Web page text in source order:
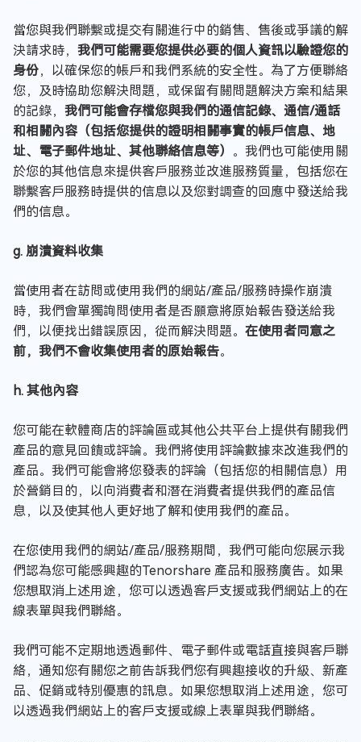
當您與我們聯繫或提交有關進行中的銷售、售後或爭議的解
決請求時， 我們可能需要您提供必要的個人資訊以驗證您的
身份，以確保您的帳戶和我們系統的安全性。為了方便聯絡
您，及時協助您解決問題，或保留有關問題解決方案和結果
的記錄， 我們可能會存檔您與我們的通信記錄、通信/通話
和相關內容（包括您提供的證明相關事實的帳戶信息、地
址、電子郵件地址、其他聯絡信息等）
。我們也可能使用關
於您的其他信息來提供客戶服務並改進服務質量，包括您在
聯繫客戶服務時提供的信息以及您對調查的回應中發送給我
們的信息。
g. 崩潰資料收集
當使用者在訪問或使用我們的網站/產品/服務時操作崩潰
時，我們會單獨詢問使用者是否願意將原始報告發送給我
們，以便找出錯誤原因，從而解決問題。 在使用者同意之
前，我們不會收集使用者的原始報告。
h. 其他內容
您可能在軟體商店的評論區或其他公共平台上提供有關我們
產品的意見回饋或評論。我們將使用評論數據來改進我們的
產品。我們可能會將您發表的評論（包括您的相關信息）用
於營銷目的，以向消費者和潛在消費者提供我們的產品信
息，以及使其他人更好地了解和使用我們的產品。
在您使用我們的網站/產品/服務期間，我們可能向您展示我
們認為您可能感興趣的Tenorshare 產品和服務廣告。如果
您想取消上述用途，您可以透過客戶支援或我們網站上的在
線表單與我們聯絡。
我們可能不定期地透過郵件、電子郵件或電話直接與客戶聯
絡，通知您有關您之前告訴我們您有興趣接收的升級、新產
品、促銷或特別優惠的訊息。如果您想取消上述用途，您可
以透過我們網站上的客戶支援或線上表單與我們聯絡。